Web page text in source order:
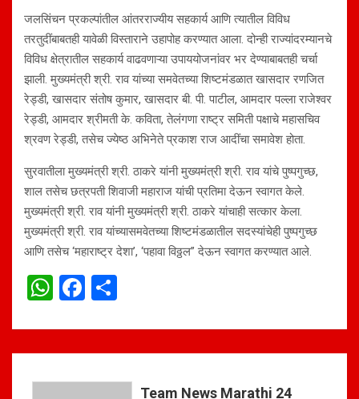
जलसिंचन प्रकल्पांतील आंतरराज्यीय सहकार्य आणि त्यातील विविध
तरतुदींबाबतही यावेळी विस्ताराने उहापोह करण्यात आला. दोन्ही राज्यांदरम्यानचे
विविध क्षेत्रातील सहकार्य वाढवणाऱ्या उपाययोजनांवर भर देण्याबाबतही चर्चा
झाली. मुख्यमंत्री श्री. राव यांच्या समवेतच्या शिष्टमंडळात खासदार रणजित
रेड्डी, खासदार संतोष कुमार, खासदार बी. पी. पाटील, आमदार पल्ला राजेश्वर
रेड्डी, आमदार श्रीमती के. कविता, तेलंगणा राष्ट्र समिती पक्षाचे महासचिव
श्रवण रेड्डी, तसेच ज्येष्ठ अभिनेते प्रकाश राज आदींचा समावेश होता.
सुरवातीला मुख्यमंत्री श्री. ठाकरे यांनी मुख्यमंत्री श्री. राव यांचे पुष्पगुच्छ,
शाल तसेच छत्रपती शिवाजी महाराज यांची प्रतिमा देऊन स्वागत केले.
मुख्यमंत्री श्री. राव यांनी मुख्यमंत्री श्री. ठाकरे यांचाही सत्कार केला.
मुख्यमंत्री श्री. राव यांच्यासमवेतच्या शिष्टमंडळातील सदस्यांचेही पुष्पगुच्छ
आणि तसेच ‘महाराष्ट्र देशा’, ‘पहावा विठ्ठल” देऊन स्वागत करण्यात आले.
W
at
A
F
ce
o
ar
Team News Marathi 24